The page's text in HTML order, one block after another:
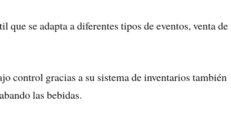
que se adapta a diferentes tipos de eventos, venta de
control gracias a su sistema de inventarios también
las bebidas.